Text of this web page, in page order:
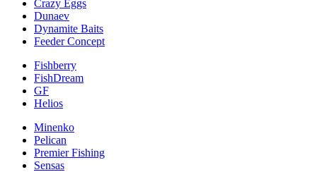
Crazy Eggs
Dunaev
Dynamite Baits
Feeder Concept
Fishberry
FishDream
GF
Helios
Minenko
Pelican
Premier Fishing
Sensas